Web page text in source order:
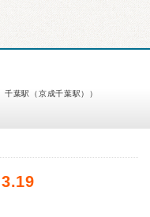
葉駅（京成千葉駅））
3.19